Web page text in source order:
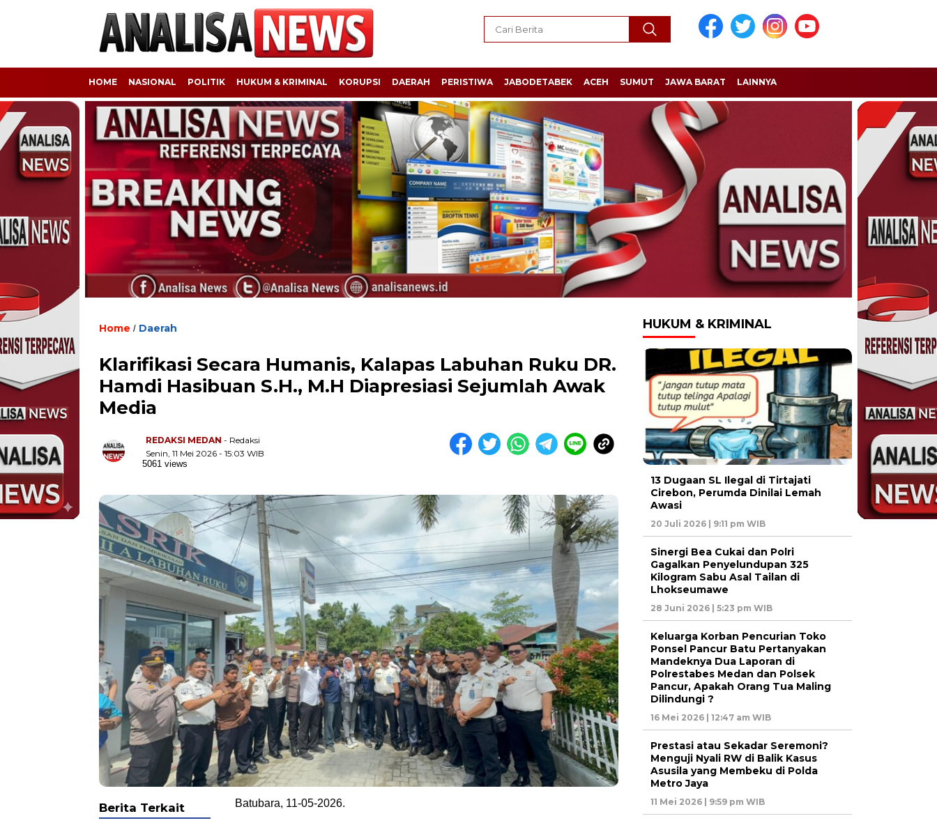
HOME NASIONAL POLITIK HUKUM & KRIMINAL KORUPSI DAERAH PERISTIWA JABODETABEK ACEH SUMUT JAWA BARAT LAINNYA
Home / Daerah
Klarifikasi Secara Humanis, Kalapas Labuhan Ruku DR.
Hamdi Hasibuan S.H., M.H Diapresiasi Sejumlah Awak
Media
REDAKSI MEDAN - Redaksi
Senin, 11 Mei 2026 - 15:03 WIB
5061 views
Batubara, 11-05-2026.
Berita Terkait
HUKUM & KRIMINAL
13 Dugaan SL Ilegal di Tirtajati
Cirebon, Perumda Dinilai Lemah
Awasi
20 Juli 2026 | 9:11 pm WIB
Sinergi Bea Cukai dan Polri
Gagalkan Penyelundupan 325
Kilogram Sabu Asal Tailan di
Lhokseumawe
28 Juni 2026 | 5:23 pm WIB
Keluarga Korban Pencurian Toko
Ponsel Pancur Batu Pertanyakan
Mandeknya Dua Laporan di
Polrestabes Medan dan Polsek
Pancur, Apakah Orang Tua Maling
Dilindungi ?
16 Mei 2026 | 12:47 am WIB
Prestasi atau Sekadar Seremoni?
Menguji Nyali RW di Balik Kasus
Asusila yang Membeku di Polda
Metro Jaya
11 Mei 2026 | 9:59 pm WIB